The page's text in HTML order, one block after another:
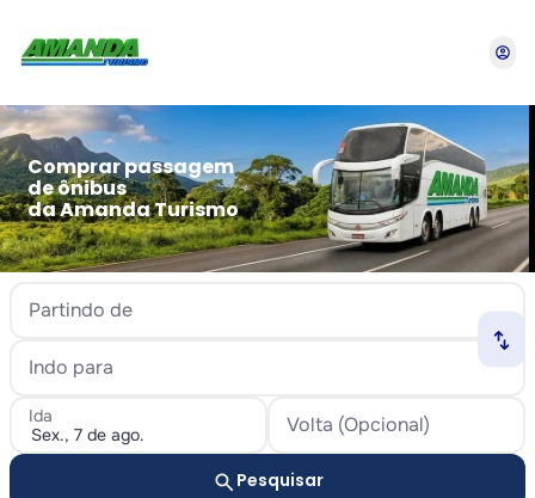
account_circle
Comprar passagem
de ônibus
da Amanda Turismo
Partindo de
Indo para
swap_horiz
Ida Volta (Opcional)
search Pesquisar